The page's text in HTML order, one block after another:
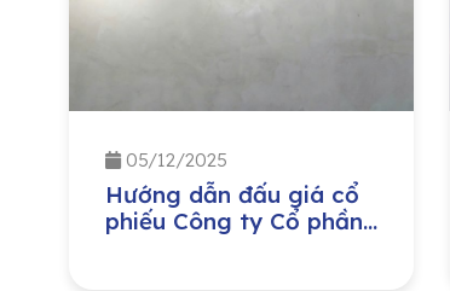
05/12/2025
Hướng dẫn đấu giá cổ
phiếu Công ty Cổ phần